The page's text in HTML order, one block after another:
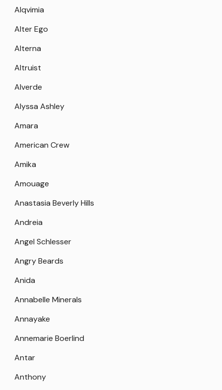
Alqvimia
Alter Ego
Alterna
Altruist
Alverde
Alyssa Ashley
Amara
American Crew
Amika
Amouage
Anastasia Beverly Hills
Andreia
Angel Schlesser
Angry Beards
Anida
Annabelle Minerals
Annayake
Annemarie Boerlind
Antar
Anthony